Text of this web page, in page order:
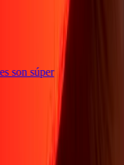
son súper